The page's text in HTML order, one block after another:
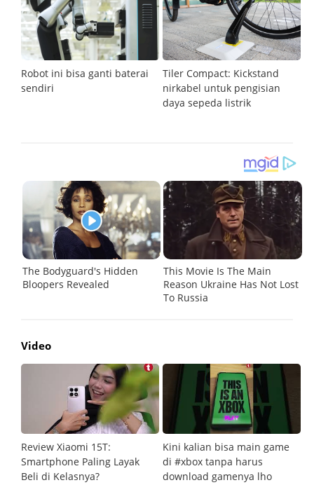
Robot ini bisa ganti baterai
sendiri
Tiler Compact: Kickstand
nirkabel untuk pengisian
daya sepeda listrik
Video
Review Xiaomi 15T:
Smartphone Paling Layak
Beli di Kelasnya?
Kini kalian bisa main game
di #xbox tanpa harus
download gamenya lho